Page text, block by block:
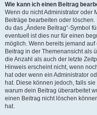
Wie kann ich einen Beitrag
Wenn du nicht Administrator oder
Beiträge bearbeiten oder
du das „Ändere Beitrag“-Symbol
eventuell ist dies nur für einen
möglich. Wenn bereits jemand
Beitrag in der Themenansicht als
die Anzahl als auch der letzte
Hinweis erscheint nicht, wenn
hat oder wenn ein Administrator
hat. Diese können jedoch, falls
warum dein Beitrag überarbeitet
einen Beitrag nicht löschen
hat.